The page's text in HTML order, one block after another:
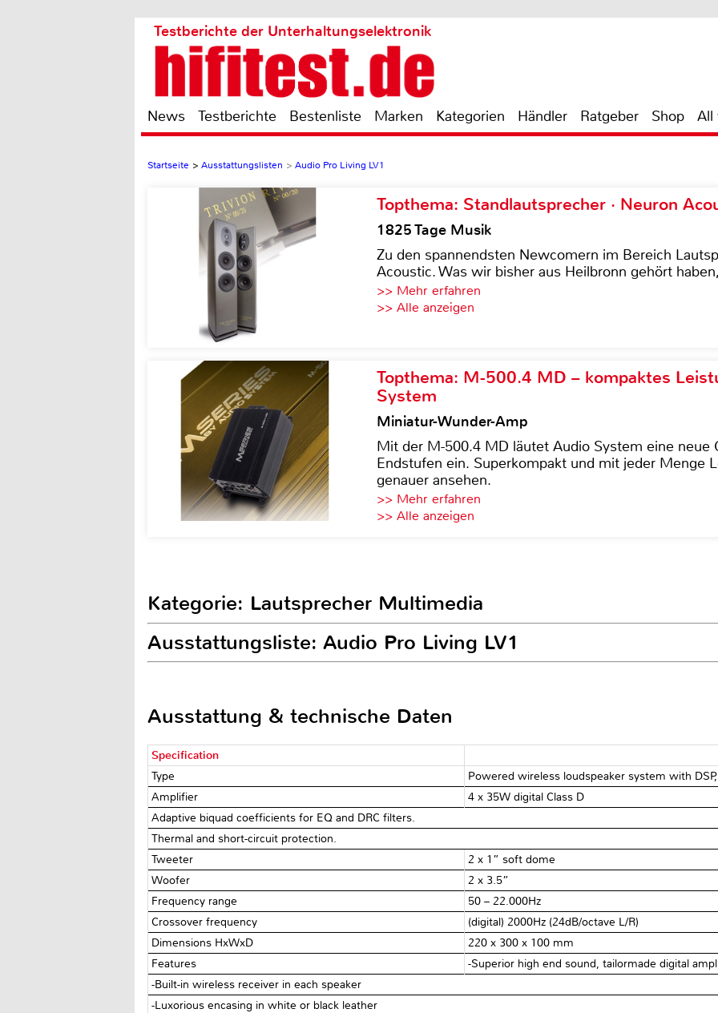
Testberichte der Unterhaltungselektronik
News Testberichte Bestenliste Marken Kategorien Händler Ratgeber Shop All
Startseite > Ausstattungslisten > Audio Pro Living LV1
Topthema: Standlautsprecher · Neuron
1825 Tage Musik
Zu den spannendsten Newcomern im Bereich
Acoustic. Was wir bisher aus Heilbronn gehört
>> Mehr erfahren
>> Alle anzeigen
Topthema: M-500.4 MD – kompaktes
System
Miniatur-Wunder-Amp
Mit der M-500.4 MD läutet Audio System eine neue
Endstufen ein. Superkompakt und mit jeder Menge
genauer ansehen.
>> Mehr erfahren
>> Alle anzeigen
Kategorie: Lautsprecher Multimedia
Ausstattungsliste: Audio Pro Living LV1
Ausstattung & technische Daten
Specification
Type
Powered wireless loudspeaker system with
Amplifier
4 x 35W digital Class D
Adaptive biquad coefficients for EQ and DRC filters.
Thermal and short-circuit protection.
Tweeter
2 x 1” soft dome
Woofer
2 x 3.5”
Frequency range
50 – 22.000Hz
Crossover frequency
(digital) 2000Hz (24dB/octave L/R)
Dimensions HxWxD
220 x 300 x 100 mm
Features
-Superior high end sound, tailormade digital
-Built-in wireless receiver in each speaker
-Luxorious encasing in white or black leather